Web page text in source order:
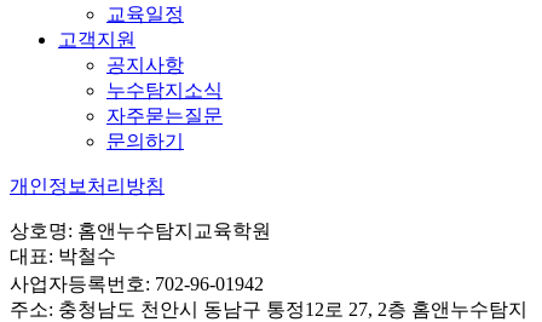
교육일정
고객지원
공지사항
누수탐지소식
자주묻는질문
문의하기
개인정보처리방침
상호명: 홈앤누수탐지교육학원
대표: 박철수
사업자등록번호: 702-96-01942
주소: 충청남도 천안시 동남구 통정12로 27, 2층 홈앤누수탐지